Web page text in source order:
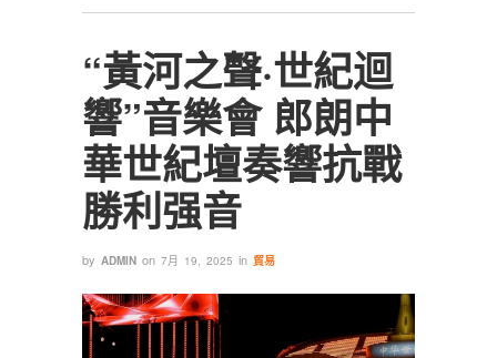
“黃河之聲·世紀迴
響”音樂會 郎朗中
華世紀壇奏響抗戰
勝利强音
by ADMIN on 7月 19, 2025 in 貿易